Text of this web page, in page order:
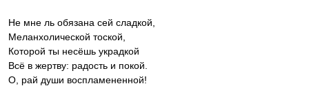
Не мне ль обязана сей сладкой,
Меланхолической тоской,
Которой ты несёшь украдкой
Всё в жертву: радость и покой.
О, рай души воспламененной!